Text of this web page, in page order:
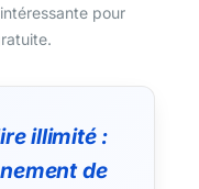
intéressante pour
illimité :
de